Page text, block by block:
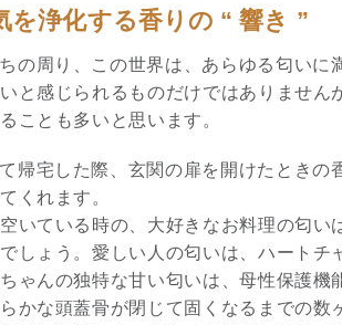
を浄化する香りの “ 響き ”
の周り、この世界は、あらゆる匂いに
と感じられるものだけではありません
ことも多いと思います。
帰宅した際、玄関の扉を開けたとき
くれます。
いている時の、大好きなお料理の匂
しょう。愛しい人の匂いは、ハートチ
ゃんの独特な甘い匂いは、母性保護
かな頭蓋骨が閉じて固くなるまでの数